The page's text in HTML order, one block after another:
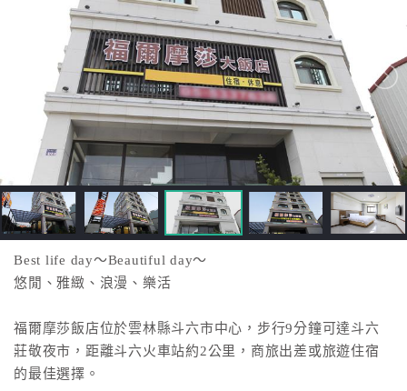
接
跟
飯
店
房
HOT
特
色
Best life day～Beautiful day～
悠閒、雅緻、浪漫、樂活
福爾摩莎飯店位於雲林縣斗六市中心，步行9分鐘可達斗六
莊敬夜市，距離斗六火車站約2公里，商旅出差或旅遊住宿
的最佳選擇。